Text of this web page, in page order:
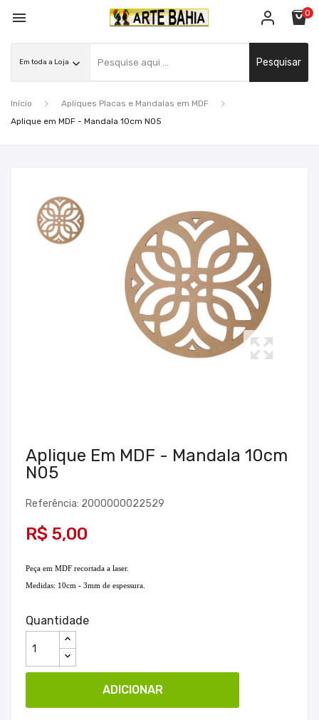
 0
Pesquisar
Início
Apliques Placas e Mandalas em MDF
Aplique em MDF - Mandala 10cm N05
Aplique Em MDF - Mandala 10cm
N05
Referência: 2000000022529
R$ 5,00
Peça em MDF recortada a laser.
Medidas: 10cm - 3mm de espessura.
Quantidade
ADICIONAR